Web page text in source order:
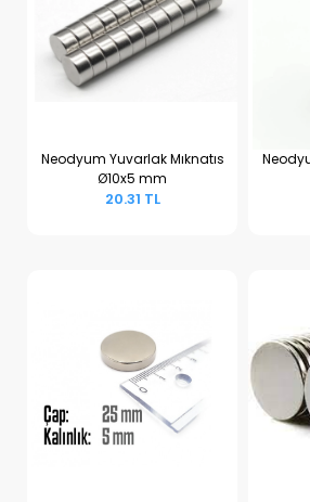
Sepete Ekle
Neodyum Yuvarlak Mıknatıs
Ø10x5 mm
20.31 TL